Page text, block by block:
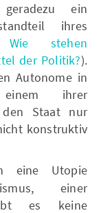
ein
ihres
Wie stehen
der Politik?).
Autonome in
ihrer
den Staat nur
konstruktiv
eine Utopie
einer
es keine